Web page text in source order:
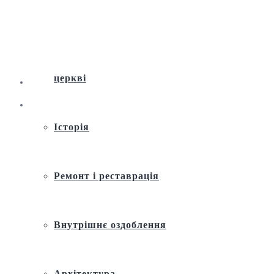
церкві
Історія
Ремонт і реставрація
Внутрішнє оздоблення